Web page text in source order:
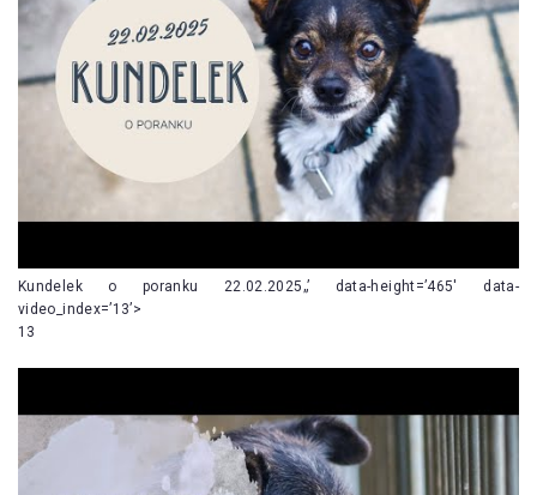
Kundelek o poranku 22.02.2025„’ data-height=’465′ data-
video_index=’13’>
13